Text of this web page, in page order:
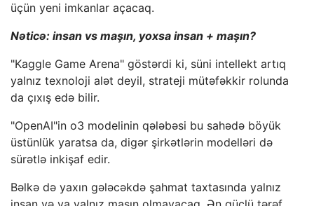
üçün yeni imkanlar açacaq.
Nəticə: insan vs maşın, yoxsa insan + maşın?
"Kaggle Game Arena" göstərdi ki, süni intellekt artıq
yalnız texnoloji alət deyil, strateji mütəfəkkir rolunda
da çıxış edə bilir.
"OpenAI"in o3 modelinin qələbəsi bu sahədə böyük
üstünlük yaratsa da, digər şirkətlərin modelləri də
sürətlə inkişaf edir.
Bəlkə də yaxın gələcəkdə şahmat taxtasında yalnız